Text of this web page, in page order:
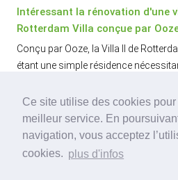
Ce site utilise des cookies pour
meilleur service. En
navigation, vous acceptez
cookies. plus d'infos
Intéressant la rénovation d'une
Rotterdam Villa conçue par
Conçu par Ooze, la Villa II de
étant une simple résidence